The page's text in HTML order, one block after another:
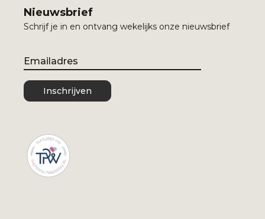
Nieuwsbrief
Schrijf je in en ontvang wekelijks onze nieuwsbrief
Email
Inschrijven